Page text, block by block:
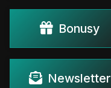
Bonusy
Newsletter